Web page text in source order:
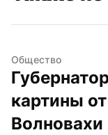
Общество
картины
Волновахи